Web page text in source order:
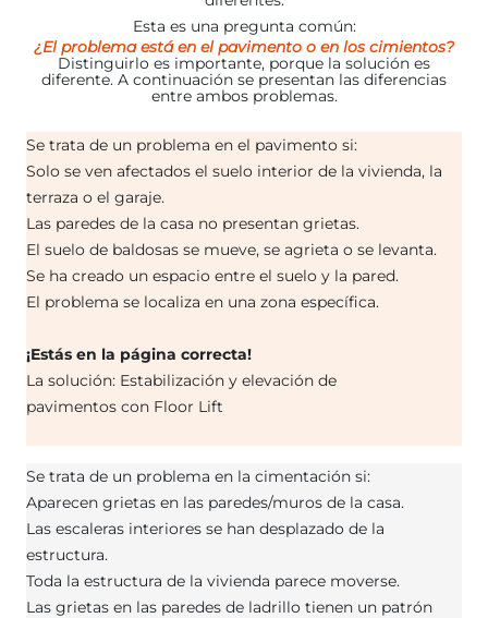
Esta es una pregunta común:
¿El problema está en el pavimento o en los cimientos?
Distinguirlo es importante, porque la solución es
diferente. A continuación se presentan las diferencias
entre ambos problemas.
Se trata de un problema en el pavimento si:
Solo se ven afectados el suelo interior de la vivienda, la
terraza o el garaje.
Las paredes de la casa no presentan grietas.
El suelo de baldosas se mueve, se agrieta o se levanta.
Se ha creado un espacio entre el suelo y la pared.
El problema se localiza en una zona específica.
¡Estás en la página correcta!
La solución: Estabilización y elevación de
pavimentos con Floor Lift
Se trata de un problema en la cimentación si:
Aparecen grietas en las paredes/muros de la casa.
Las escaleras interiores se han desplazado de la
estructura.
Toda la estructura de la vivienda parece moverse.
Las grietas en las paredes de ladrillo tienen un patrón